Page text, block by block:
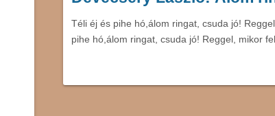
Téli éj és pihe hó,álom ringat, csuda jó!
pihe hó,álom ringat, csuda jó! Reggel, mikor